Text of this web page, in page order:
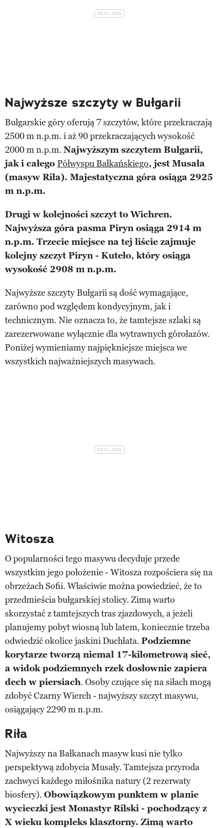
Najwyższe szczyty w Bułgarii
Bułgarskie góry oferują 7 szczytów, które przekraczają
2500 m n.p.m. i aż 90 przekraczających wysokość
2000 m n.p.m. Najwyższym szczytem Bułgarii,
jak i całego Półwyspu Bałkańskiego, jest Musała
(masyw Riła). Majestatyczna góra osiąga 2925
m n.p.m.
Drugi w kolejności szczyt to Wichren.
Najwyższa góra pasma Piryn osiąga 2914 m
n.p.m. Trzecie miejsce na tej liście zajmuje
kolejny szczyt Piryn - Kuteło, który osiąga
wysokość 2908 m n.p.m.
Najwyższe szczyty Bułgarii są dość wymagające,
zarówno pod względem kondycyjnym, jak i
technicznym. Nie oznacza to, że tamtejsze szlaki są
zarezerwowane wyłącznie dla wytrawnych górołazów.
Poniżej wymieniamy najpiękniejsze miejsca we
wszystkich najważniejszych masywach.
Witosza
O popularności tego masywu decyduje przede
wszystkim jego położenie - Witosza rozpościera się na
obrzeżach Sofii. Właściwie można powiedzieć, że to
przedmieścia bułgarskiej stolicy. Zimą warto
skorzystać z tamtejszych tras zjazdowych, a jeżeli
planujemy pobyt wiosną lub latem, koniecznie trzeba
odwiedzić okolice jaskini Duchłata. Podziemne
korytarze tworzą niemal 17-kilometrową sieć,
a widok podziemnych rzek dosłownie zapiera
dech w piersiach. Osoby czujące się na siłach mogą
zdobyć Czarny Wierch - najwyższy szczyt masywu,
osiągający 2290 m n.p.m.
Riła
Najwyższy na Bałkanach masyw kusi nie tylko
perspektywą zdobycia Musały. Tamtejsza przyroda
zachwyci każdego miłośnika natury (2 rezerwaty
biosfery). Obowiązkowym punktem w planie
wycieczki jest Monastyr Rilski - pochodzący z
X wieku kompleks klasztorny. Zimą warto